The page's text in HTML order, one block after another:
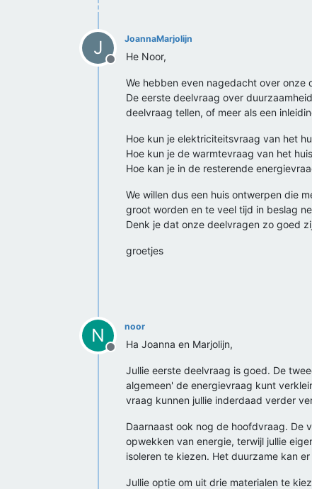
J
Offline
JoannaMarjolijn
He Noor,
We hebben even nagedacht over
De eerste deelvraag over
deelvraag tellen, of meer als een
Hoe kun je elektriciteitsvraag van het
Hoe kun je de warmtevraag van het
Hoe kan je in de resterende
We willen dus een huis ontwerpen die
groot worden en te veel tijd in beslag
Denk je dat onze deelvragen zo goed
groetjes
N
Offline
noor
Ha Joanna en Marjolijn,
Jullie eerste deelvraag is goed. De
algemeen' de energievraag kunt
vraag kunnen jullie inderdaad verder
Daarnaast ook nog de hoofdvraag. De
opwekken van energie, terwijl jullie
isoleren te kiezen. Het duurzame kan
Jullie optie om uit drie materialen te